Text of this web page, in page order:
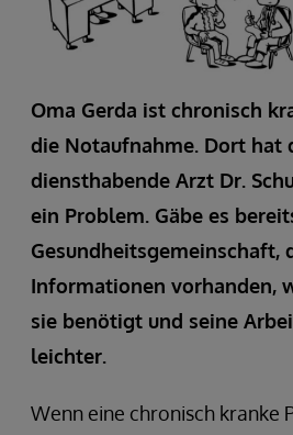
Oma Gerda ist chronisch
die Notaufnahme. Dort hat
diensthabende Arzt Dr.
ein Problem. Gäbe es
Gesundheitsgemeinschaft,
Informationen vorhanden,
sie benötigt und seine
leichter.
Wenn eine chronisch kranke